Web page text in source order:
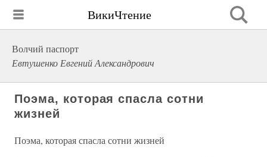
ВикиЧтение
Волчий паспорт
Евтушенко Евгений Александрович
Поэма, которая спасла сотни
жизней
Поэма, которая спасла сотни жизней